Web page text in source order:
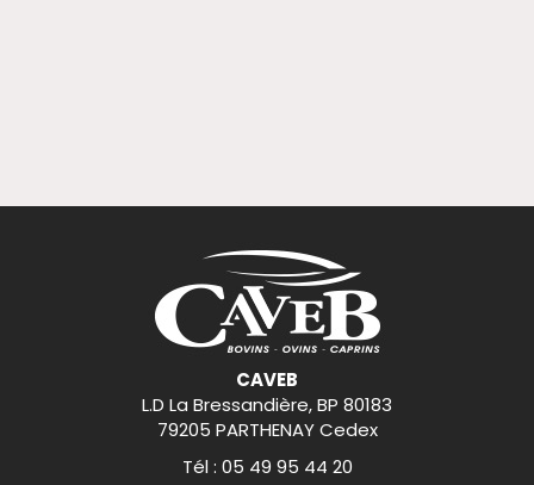
CAVEB
L.D La Bressandière, BP 80183
79205 PARTHENAY Cedex
Tél : 05 49 95 44 20